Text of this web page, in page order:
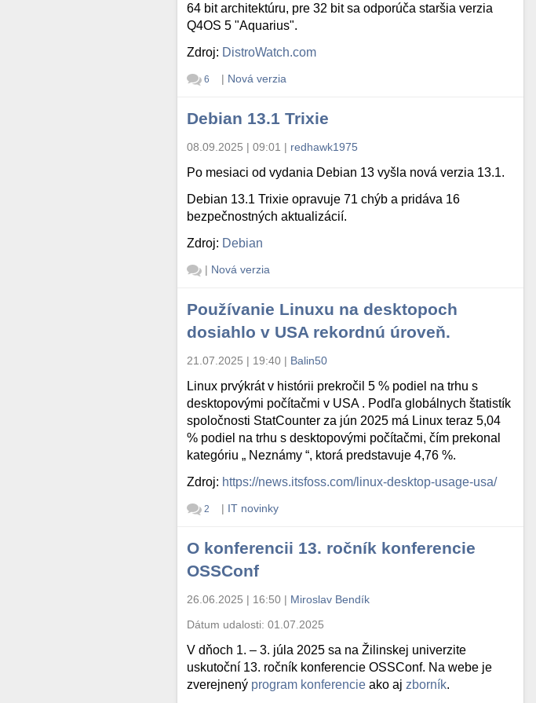
64 bit architektúru, pre 32 bit sa odporúča staršia verzia
Q4OS 5 "Aquarius".
Zdroj: DistroWatch.com
6 | Nová verzia
Debian 13.1 Trixie
08.09.2025 | 09:01 | redhawk1975
Po mesiaci od vydania Debian 13 vyšla nová verzia 13.1.
Debian 13.1 Trixie opravuje 71 chýb a pridáva 16
bezpečnostných aktualizácií.
Zdroj: Debian
| Nová verzia
Používanie Linuxu na desktopoch
dosiahlo v USA rekordnú úroveň.
21.07.2025 | 19:40 | Balin50
Linux prvýkrát v histórii prekročil 5 % podiel na trhu s
desktopovými počítačmi v USA . Podľa globálnych štatistík
spoločnosti StatCounter za jún 2025 má Linux teraz 5,04
% podiel na trhu s desktopovými počítačmi, čím prekonal
kategóriu „ Neznámy “, ktorá predstavuje 4,76 %.
Zdroj: https://news.itsfoss.com/linux-desktop-usage-usa/
2 | IT novinky
O konferencii 13. ročník konferencie
OSSConf
26.06.2025 | 16:50 | Miroslav Bendík
Dátum udalosti:01.07.2025
V dňoch 1. – 3. júla 2025 sa na Žilinskej univerzite
uskutoční 13. ročník konferencie OSSConf. Na webe je
zverejnený program konferencie ako aj zborník.